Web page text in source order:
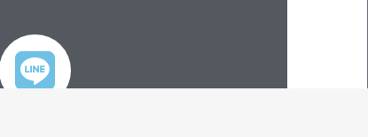
L
i